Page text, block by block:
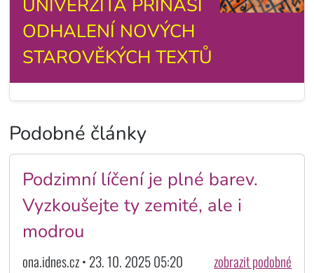
UNIVERZITA PŘINÁŠÍ
ODHALENÍ NOVÝCH
STAROVĚKÝCH TEXTŮ
Podobné články
Podzimní líčení je plné barev.
Vyzkoušejte ty zemité, ale i
modrou
ona.idnes.cz • 23. 10. 2025 05:20 zobrazit podobné